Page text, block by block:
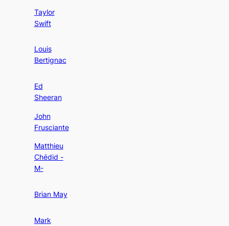
Taylor
Swift
Louis
Bertignac
Ed
Sheeran
John
Frusciante
Matthieu
Chédid -
M-
Brian May
Mark